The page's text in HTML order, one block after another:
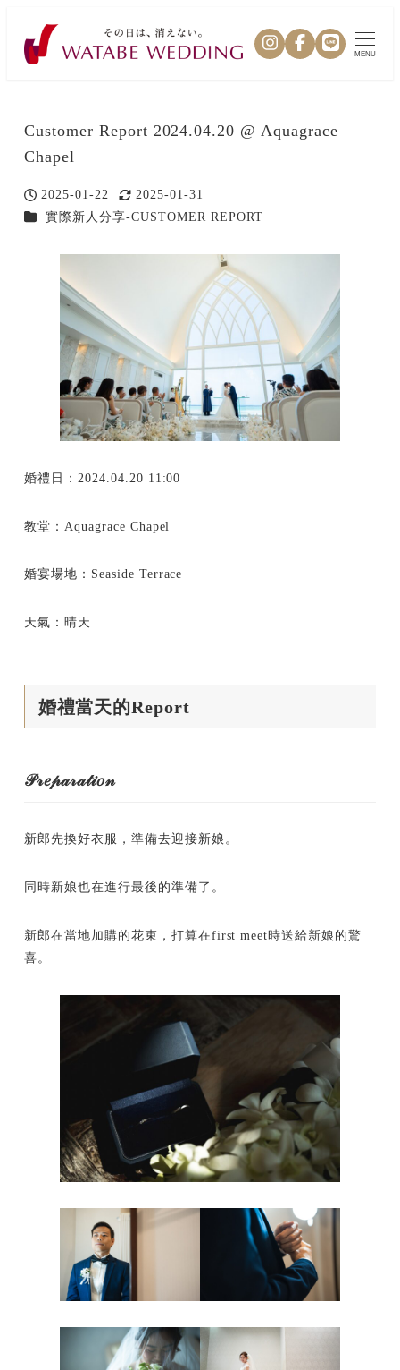
MENU
Customer Report 2024.04.20 @ Aquagrace
Chapel
投稿日
2025-01-22
更新日
2025-01-31
カテゴリー
實際新人分享-CUSTOMER REPORT
婚禮日：2024.04.20 11:00
教堂：Aquagrace Chapel
婚宴場地：Seaside Terrace
天氣：晴天
婚禮當天的Report
𝒫𝓇𝑒𝓅𝒶𝓇𝒶𝓉𝒾𝑜𝓃
新郎先換好衣服，準備去迎接新娘。
同時新娘也在進行最後的準備了。
新郎在當地加購的花束，打算在first meet時送給新娘的驚
喜。